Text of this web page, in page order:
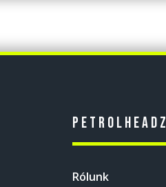
Petrolheadz
Rólunk